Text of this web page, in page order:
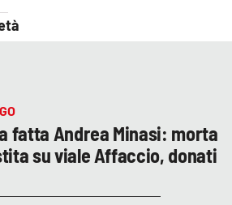
fatta Andrea Minasi: morta
su viale Affaccio, donati